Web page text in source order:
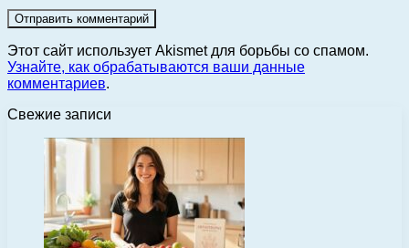
Этот сайт использует Akismet для борьбы со спамом.
Узнайте, как обрабатываются ваши данные
комментариев.
Свежие записи